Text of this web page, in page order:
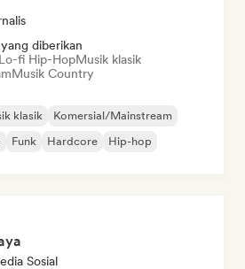
diberikan
fi Hip-HopMusik klasik
Musik Country
klasik
Komersial/Mainstream
Funk Hardcore Hip-hop
Sosial